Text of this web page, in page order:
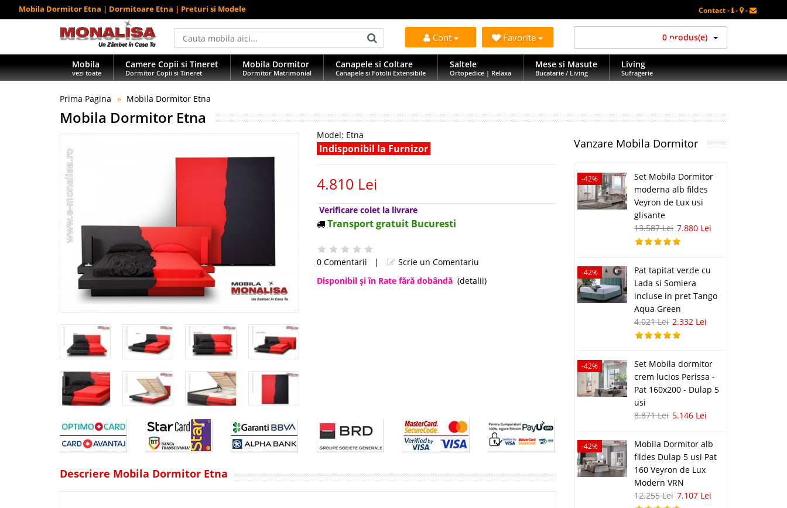
Mobila Dormitor Etna | Dormitoare Etna | Preturi si Modele Contact - - -
Cont Favorite 0 produs(e)
Mobila
vezi toate
Camere Copii si Tineret
Dormitor Copii si Tineret
Mobila Dormitor
Dormitor Matrimonial
Canapele si Coltare
Canapele si Fotolii Extensibile
Saltele
Ortopedice | Relaxa
Mese si Masute
Bucatarie / Living
Living
Sufragerie
Prima Pagina Mobila Dormitor Etna
Mobila Dormitor Etna
Model: Etna
Indisponibil la Furnizor
4.810 Lei
Verificare colet la livrare
Transport gratuit Bucuresti
0 Comentarii |
Scrie un Comentariu
Disponibil şi în Rate fără dobândă (detalii)
Descriere Mobila Dormitor Etna
Vanzare Mobila Dormitor
-42%
Set Mobila Dormitor
moderna alb fildes
Veyron de Lux usi
glisante
13.587 Lei 7.880 Lei
-42%
Pat tapitat verde cu
Lada si Somiera
incluse in pret Tango
Aqua Green
4.021 Lei 2.332 Lei
-42%
Set Mobila dormitor
crem lucios Perissa -
Pat 160x200 - Dulap 5
usi
8.871 Lei 5.146 Lei
-42%
Mobila Dormitor alb
fildes Dulap 5 usi Pat
160 Veyron de Lux
Modern VRN
12.255 Lei 7.107 Lei